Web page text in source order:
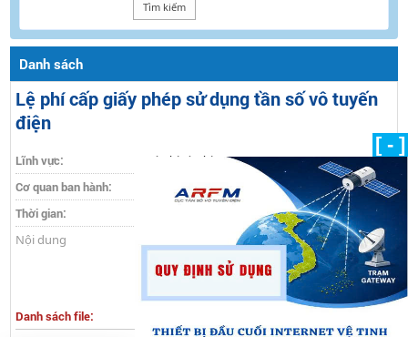
Danh sách
Lệ phí cấp giấy phép sử dụng tần số vô tuyến
điện
Lĩnh vực:
Lệ phí và phí
Cơ quan ban hành:
Bộ Tài chính
Thời gian:
Nội dung
Danh sách file:
[ - ]